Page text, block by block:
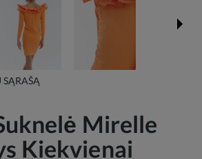
Mirelle
Kiekvienai